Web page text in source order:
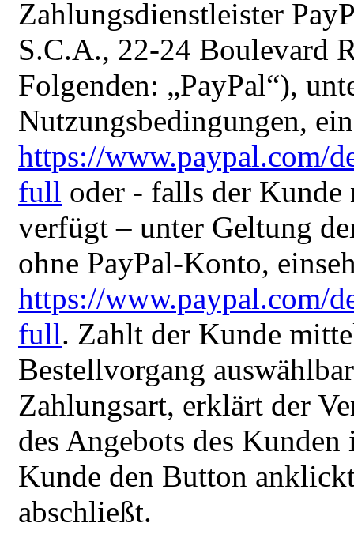
Zahlungsdienstleister
S.C.A., 22-24 Boulevard
Folgenden: „PayPal“),
Nutzungsbedingungen,
https://www.paypal.com/
full oder - falls der
verfügt – unter Geltung
ohne PayPal-Konto,
https://www.paypal.com/
full. Zahlt der Kunde
Bestellvorgang
Zahlungsart, erklärt der
des Angebots des
Kunde den Button
abschließt.